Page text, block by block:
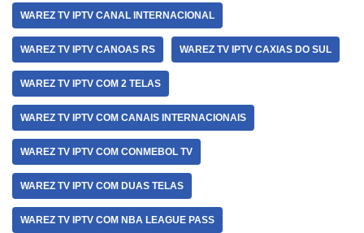
WAREZ TV IPTV CANAL INTERNACIONAL
WAREZ TV IPTV CANOAS RS WAREZ TV IPTV CAXIAS DO SUL
WAREZ TV IPTV COM 2 TELAS
WAREZ TV IPTV COM CANAIS INTERNACIONAIS
WAREZ TV IPTV COM CONMEBOL TV
WAREZ TV IPTV COM DUAS TELAS
WAREZ TV IPTV COM NBA LEAGUE PASS